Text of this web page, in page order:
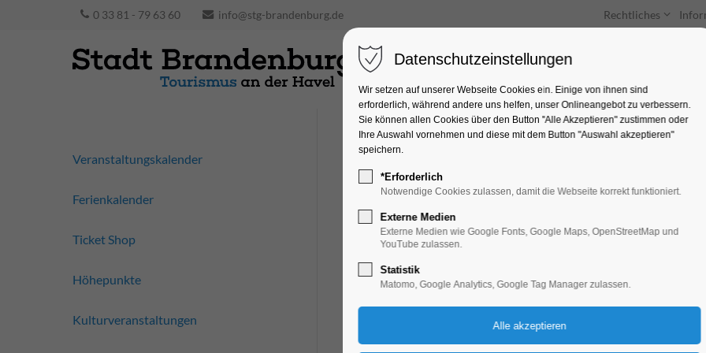
0 33 81 - 79 63 60 info@stg-brandenburg.de Rechtliches
Unterkünfte Entdecken & Erleben
Archäotechnica
Ausstellung, Bildung, Vortrag,
Konzert, Musik, Kunst, Markt, Religion,
27.07.2025, 10:00–17:00
Veranstaltungskalender
Ferienkalender
Ticket Shop
Höhepunkte
Kulturveranstaltungen
Datenschutzeinstellungen
Wir setzen auf unserer Webseite Cookies ein. Einige von ihnen sind
erforderlich, während andere uns helfen, unser Onlineangebot zu verbessern.
Sie können allen Cookies über den Button "Alle Akzeptieren" zustimmen oder
Ihre Auswahl vornehmen und diese mit dem Button "Auswahl akzeptieren"
speichern.
*Erforderlich
Notwendige Cookies zulassen, damit die Webseite korrekt funktioniert.
Externe Medien
Externe Medien wie Google Fonts, Google Maps, OpenStreetMap und
YouTube zulassen.
Statistik
Matomo, Google Analytics, Google Tag Manager zulassen.